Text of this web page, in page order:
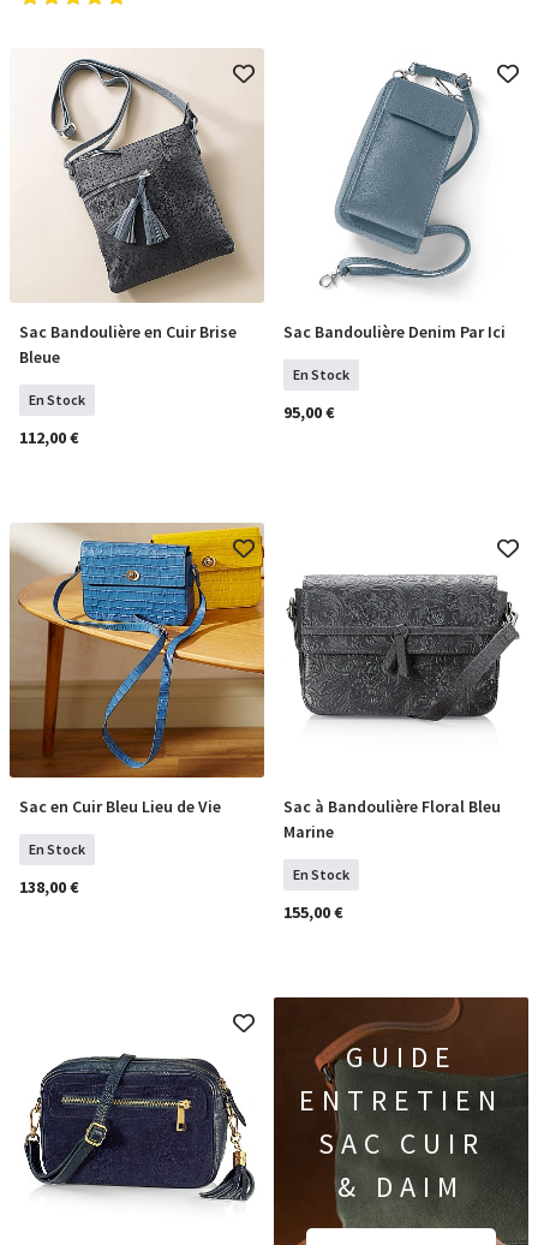
COMMANDER
Sac Bandoulière en Cuir Brise
Bleue
En Stock
112,00 €
COMMANDER
Sac Bandoulière Denim Par Ici
En Stock
95,00 €
COMMANDER
Sac en Cuir Bleu Lieu de Vie
En Stock
138,00 €
COMMANDER
Sac à Bandoulière Floral Bleu
Marine
En Stock
155,00 €
GUIDE
ENTRETIEN
SAC CUIR
& DAIM